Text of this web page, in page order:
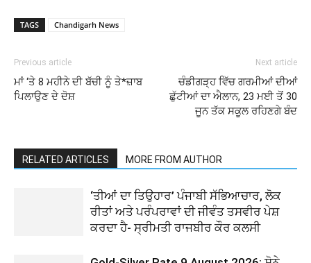
TAGS Chandigarh News
Previous article
ਮਾਂ ‘ਤੇ 8 ਮਹੀਨੇ ਦੀ ਬੱਚੀ ਨੂੰ ਤੇ*ਜ਼ਾਬ
ਪਿਲਾਉਣ ਦੇ ਦੋਸ਼
Next article
ਚੰਡੀਗੜ੍ਹ ਵਿੱਚ ਗਰਮੀਆਂ ਦੀਆਂ
ਛੁੱਟੀਆਂ ਦਾ ਐਲਾਨ, 23 ਮਈ ਤੋਂ 30
ਜੂਨ ਤੱਕ ਸਕੂਲ ਰਹਿਣਗੇ ਬੰਦ
RELATED ARTICLES MORE FROM AUTHOR
‘ਤੀਆਂ ਦਾ ਤਿਉਹਾਰ’ ਪੰਜਾਬੀ ਸੱਭਿਆਚਾਰ, ਲੋਕ
ਰੀਤਾਂ ਅਤੇ ਪਰੰਪਰਾਵਾਂ ਦੀ ਜੀਵੰਤ ਤਸਵੀਰ ਪੇਸ਼
ਕਰਦਾ ਹੈ- ਸ੍ਰੀਮਤੀ ਰਾਜਬੀਰ ਕੌਰ ਕਲਸੀ